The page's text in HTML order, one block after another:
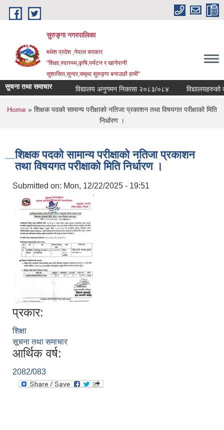
Skip to main content
सुरुङ्‍गा नगरपालिका
मधेश प्रदेश ,नेपाल सरकार
"शिक्षा,स्वास्थ्य,कृषि,पर्यटन र खानेपानी
सुशासित,सुन्दर,समृध्द सुरुङ्गा बनाउछौ हामी"
सुचना तथा समाचार विद्यालय अनुगमन निकासा २०८३/०८४ विद्यालयहरुको
You are here
Home » शिक्षक पदको सामान्य परीक्षाको नतिजा प्रकाशन तथा विषयगत परीक्षाको मिति
निर्धारण ।
शिक्षक पदको सामान्य परीक्षाको नतिजा प्रकाशन
तथा विषयगत परीक्षाको मिति निर्धारण ।
Submitted on: Mon, 12/22/2025 - 19:51
प्रकार:
शिक्षा
सूचना तथा समाचार
आर्थिक वर्ष:
2082/083